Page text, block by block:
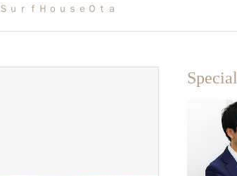
ＳｕｒｆＨｏｕｓｅＯｔａ
Special